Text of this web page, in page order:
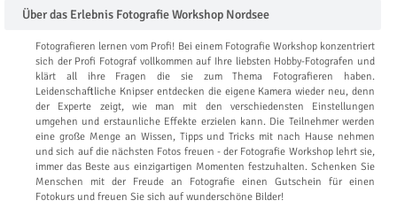
Über das Erlebnis Fotografie Workshop Nordsee
Fotografieren lernen vom Profi! Bei einem Fotografie Workshop konzentriert
sich der Profi Fotograf vollkommen auf Ihre liebsten Hobby-Fotografen und
klärt all ihre Fragen die sie zum Thema Fotografieren haben.
Leidenschaftliche Knipser entdecken die eigene Kamera wieder neu, denn
der Experte zeigt, wie man mit den verschiedensten Einstellungen
umgehen und erstaunliche Effekte erzielen kann. Die Teilnehmer werden
eine große Menge an Wissen, Tipps und Tricks mit nach Hause nehmen
und sich auf die nächsten Fotos freuen - der Fotografie Workshop lehrt sie,
immer das Beste aus einzigartigen Momenten festzuhalten. Schenken Sie
Menschen mit der Freude an Fotografie einen Gutschein für einen
Fotokurs und freuen Sie sich auf wunderschöne Bilder!